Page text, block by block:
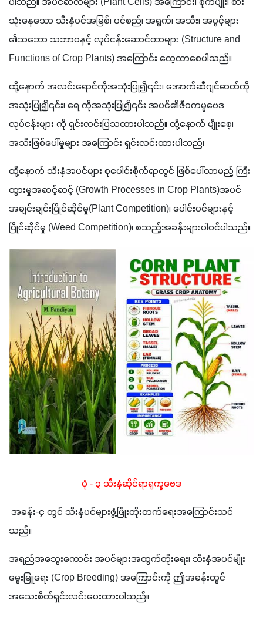
ပါသည်။ အပင်ဆဲလ်များ (Plant Cells) အကြောင်း၊ စိုက်ပျိုး၊ စား
သုံးနေသော သီးနှံပင်အမြစ်၊ ပင်စည်၊ အရွက်၊ အသီး၊ အပွင့်များ
၏သဘော သဘာဝနှင့် လုပ်ငန်းဆောင်တာများ (Structure and
Functions of Crop Plants) အကြောင်း လေ့လာစေပါသည်။
ထို့နောက် အလင်းရောင်ကိုအသုံးပြု၍၎င်း၊ အောက်ဆီဂျင်ဓာတ်ကို
အသုံးပြု၍၎င်း၊ ရေ ကိုအသုံးပြု၍၎င်း အပင်၏ဇီဝကမ္မဗေဒ
လုပ်ငန်းများ ကို ရှင်းလင်းပြသထားပါသည်။ ထို့နောက် မျိုးစေ့၊
အသီးဖြစ်ပေါ်မှုများ အကြောင်း ရှင်းလင်းထားပါသည်၊
ထို့နောက် သီးနှံအပင်များ စုပေါင်းစိုက်ရာတွင် ဖြစ်ပေါ်လာမည့် ကြီး
ထွားမှုအဆင့်ဆင့် (Growth Processes in Crop Plants)အပင်
အချင်းချင်းပြိုင်ဆိုင်မှု(Plant Competition)၊ ပေါင်းပင်များနှင့်
ပြိုင်ဆိုင်မှု (Weed Competition)၊ စသည့်အခန်းများပါဝင်ပါသည်။
ပုံ - ၃ သီးနှံဆိုင်ရာရုက္ခဗေဒ
အခန်း-၄ တွင် သီးနှံပင်များဖွံ့ဖြိုးတိုးတက်ရေးအကြောင်းသင်
သည်။
အရည်အသွေးကောင်း အပင်များအထွက်တိုးရေး၊ သီးနှံအပင်မျိုး
မွေးမြူရေး (Crop Breeding) အကြောင်းကို ဤအခန်းတွင်
အသေးစိတ်ရှင်းလင်းပေးထားပါသည်။